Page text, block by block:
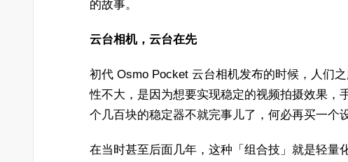
的故事。
云台相机，云台在先
初代 Osmo Pocket 云台相机发布的时候，人们
性不大，是因为想要实现稳定的视频拍摄效果，
个几百块的稳定器不就完事儿了，何必再买一个
在当时甚至后面几年，这种「组合技」就是轻量